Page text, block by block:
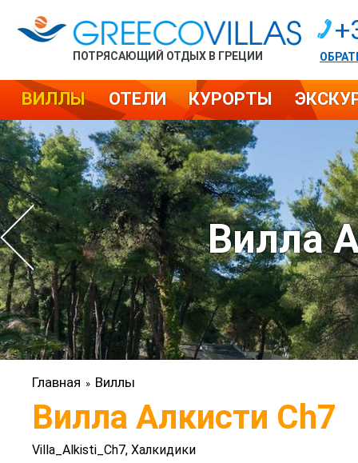
ПОТРЯСАЮЩИЙ ОТДЫХ В ГРЕЦИИ
ВИЛЛЫ ОТЕЛИ КУРОРТЫ
Вилла
Главная » Виллы
Вилла Алкисти Ch7
Villa_Alkisti_Ch7, Халкидики